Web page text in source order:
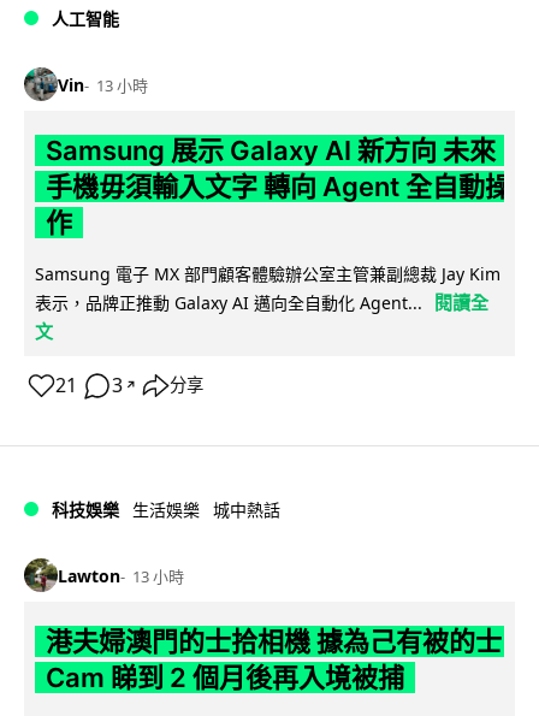
人工智能
Vin 13 小時
Samsung 展示 Galaxy AI 新方向 未來
手機毋須輸入文字 轉向 Agent 全自動操
作
Samsung 電子 MX 部門顧客體驗辦公室主管兼副總裁 Jay Kim
表示，品牌正推動 Galaxy AI 邁向全自動化 Agent...
閱讀全
文
21 3 ↗ 分享
科技娛樂 生活娛樂 城中熱話
Lawton 13 小時
港夫婦澳門的士拾相機 據為己有被的士
Cam 睇到 2 個月後再入境被捕